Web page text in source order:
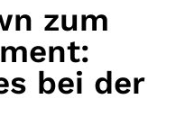
zum
bei der